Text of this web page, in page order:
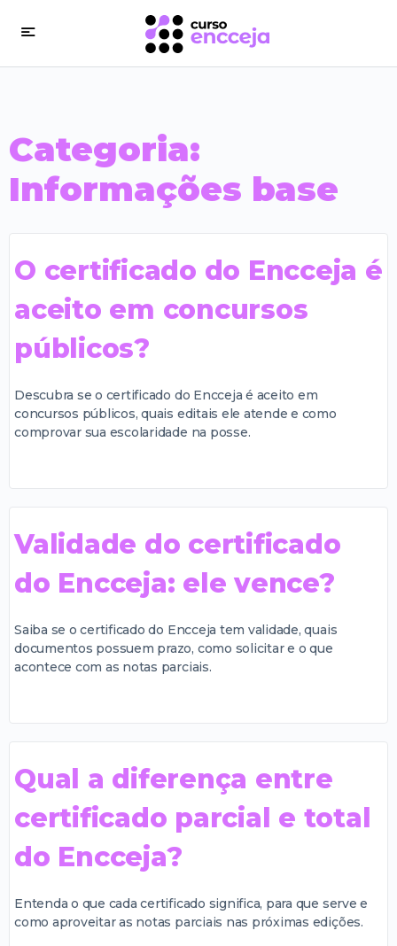
Categoria:
Informações base
O certificado do Encceja é
aceito em concursos
públicos?
Descubra se o certificado do Encceja é aceito em
concursos públicos, quais editais ele atende e como
comprovar sua escolaridade na posse.
Validade do certificado
do Encceja: ele vence?
Saiba se o certificado do Encceja tem validade, quais
documentos possuem prazo, como solicitar e o que
acontece com as notas parciais.
Qual a diferença entre
certificado parcial e total
do Encceja?
Entenda o que cada certificado significa, para que serve e
como aproveitar as notas parciais nas próximas edições.